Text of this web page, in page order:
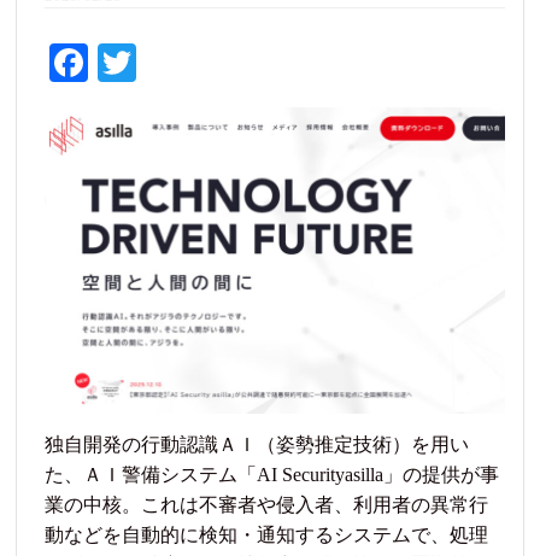
Fa
bo
ok
tte
r
独自開発の行動認識ＡＩ（姿勢推定技術）を用い
た、ＡＩ警備システム「AI Securityasilla」の提供が事
業の中核。これは不審者や侵入者、利用者の異常行
動などを自動的に検知・通知するシステムで、処理